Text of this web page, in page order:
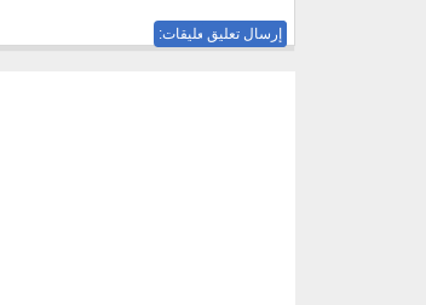
ليست هناك تعليقات:
إرسال تعليق